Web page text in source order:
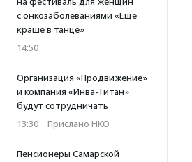
с онкозаболеваниями «Еще
краше в танце»
14:50
Организация «Продвижение»
и компания «Инва-Титан»
будут сотрудничать
13:30 · Прислано НКО
Пенсионеры Самарской